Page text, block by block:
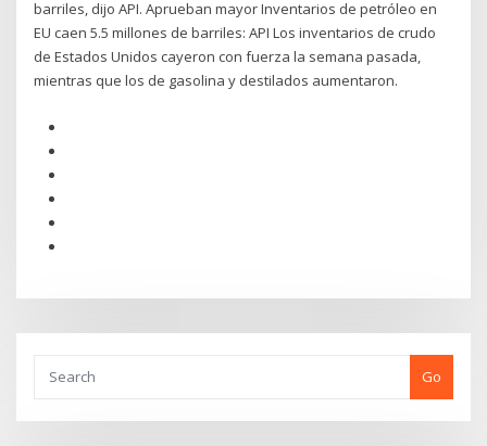
barriles, dijo API. Aprueban mayor Inventarios de petróleo en
EU caen 5.5 millones de barriles: API Los inventarios de crudo
de Estados Unidos cayeron con fuerza la semana pasada,
mientras que los de gasolina y destilados aumentaron.
Go